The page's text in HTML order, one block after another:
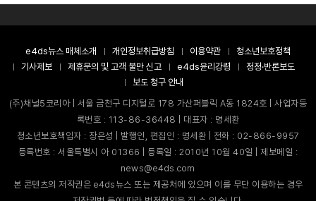
e4ds뉴스 매체소개 개인정보취급방침 이용약관
청소년보호정책
기사제보
제휴문의 및 고객 불만 신고 e4ds윤리강령
정정·반론보도
보도 청구 안내
(주)채널5코리아 | 서울 금천구 디지털로 178 가산퍼블릭 A동 1824호 | 사업자등
록번호 : 113-86-36448 | 대표자 : 명세환
청소년보호책임자 : 장은성 | 발행인, 편집인 : 명세환 | 전화 : 02-866-9957
등록번호 : 서울특별시 아 01366 | 등록일 : 2010년 10월 40일 | 제보메일 :
news@e4ds.com
본 콘텐츠의 저작권은 e4ds뉴스 또는 제공처에 있으며 이를 무단 이용하는 경우